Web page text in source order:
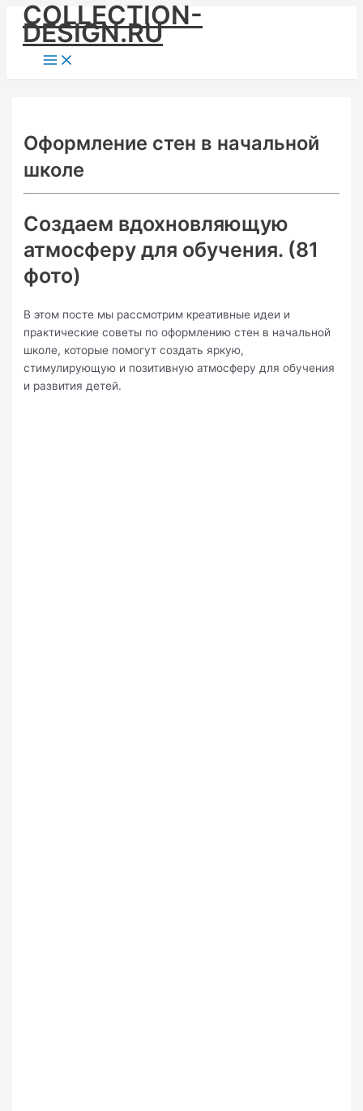
Skip
content
COLLECTION-
DESIGN.RU
Main
Menu
Оформление стен в начальной
школе
Создаем вдохновляющую
атмосферу для обучения. (81
фото)
В этом посте мы рассмотрим креативные идеи и
практические советы по оформлению стен в начальной
школе, которые помогут создать яркую,
стимулирующую и позитивную атмосферу для обучения
и развития детей.